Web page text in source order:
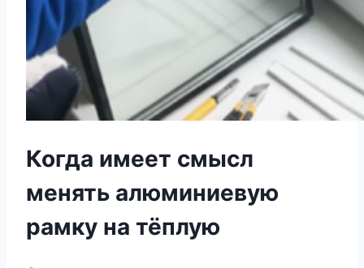
Когда имеет смысл
менять алюминиевую
рамку на тёплую